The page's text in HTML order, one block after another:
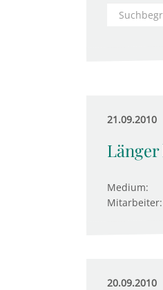
21.09.2010
Medium:
Mitarbeiter:
20.09.2010